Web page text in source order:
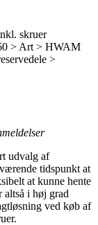
skruer
> Art > HWAM
>
udvalg af
tidspunkt at
at kunne hente
i høj grad
ved køb af